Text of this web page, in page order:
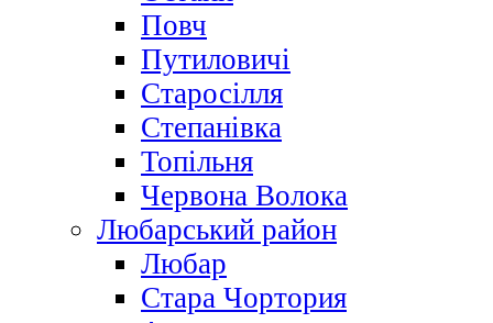
Повч
Путиловичі
Старосілля
Степанівка
Топільня
Червона Волока
Любарський район
Любар
Стара Чортория